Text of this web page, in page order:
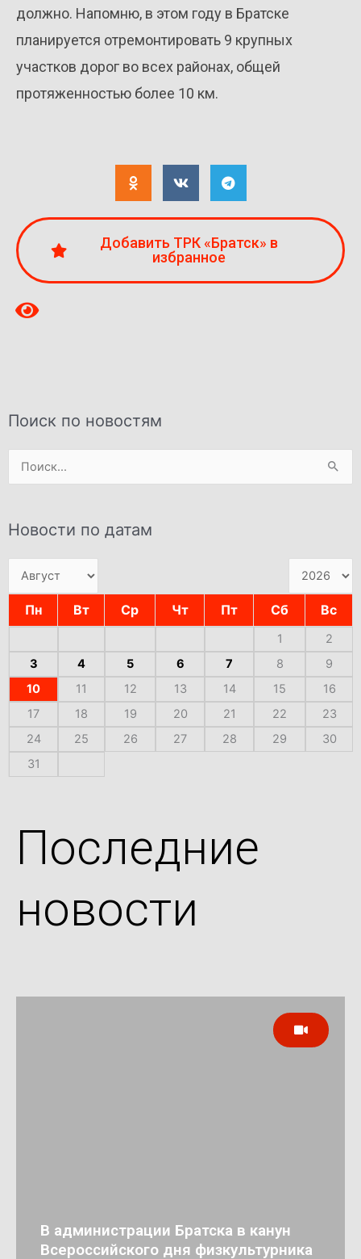
должно. Напомню, в этом году в Братске
планируется отремонтировать 9 крупных
участков дорог во всех районах, общей
протяженностью более 10 км.
Добавить ТРК «Братск» в
избранное
Поиск по новостям
Поиск:
Новости по датам
Пн Вт Ср Чт Пт Сб Вс
1
2
3
4 5 6 7 8
9
10
11 12 13 14 15
16
17
18 19 20 21 22
23
24
25 26 27 28 29
30
31
Последние
новости
В администрации Братска в канун
Всероссийского дня физкультурника